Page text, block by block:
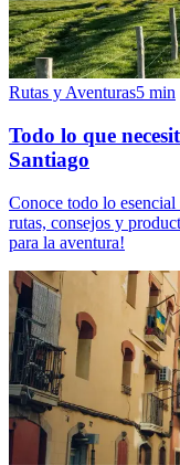
Rutas y Aventuras5 min
Todo lo que
Santiago
Conoce todo lo
rutas, consejos y
para la aventura!